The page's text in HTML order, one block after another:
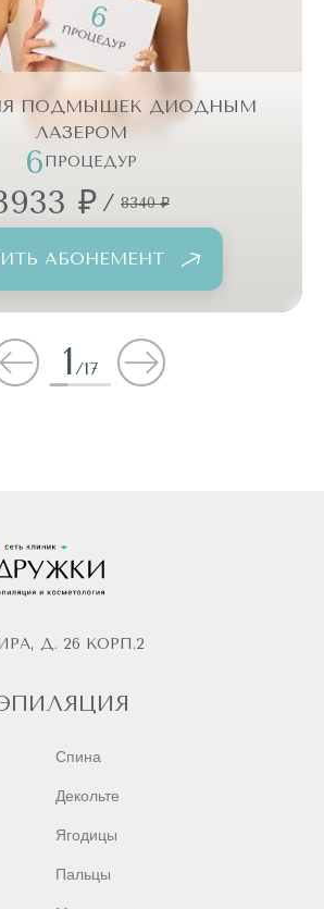
ПОДМЫШЕК ДИОДНЫМ
ЛАЗЕРОМ
6ПРОЦЕДУР
₽ / 8340 ₽
АБОНЕМЕНТ
1/17
Д. 26 КОРП.2
Спина
Декольте
Ягодицы
Пальцы